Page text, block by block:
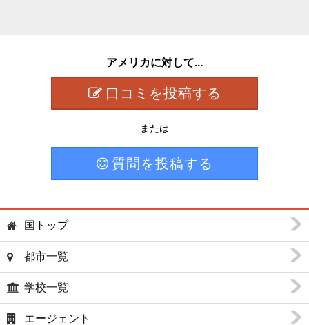
アメリカに対して...
口コミを投稿する
または
質問を投稿する
国トップ
都市一覧
学校一覧
エージェント